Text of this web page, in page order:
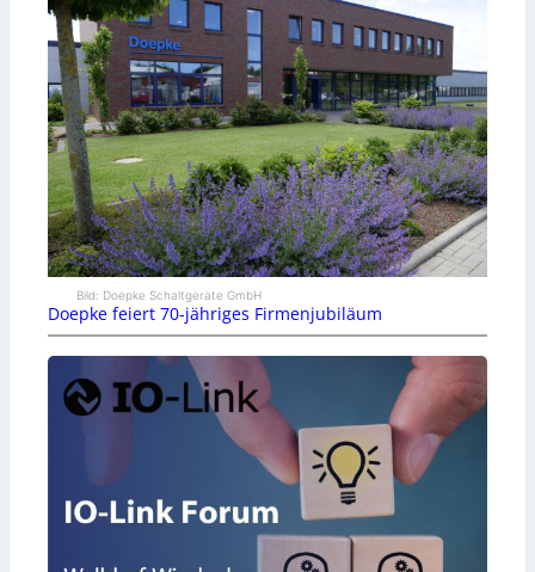
Bild: Doepke Schaltgeräte GmbH
Doepke feiert 70-jähriges Firmenjubiläum